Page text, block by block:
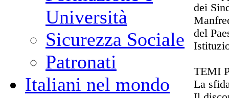
Università
Sicurezza Sociale
Patronati
Italiani nel mondo
dei
del
TEMI
La